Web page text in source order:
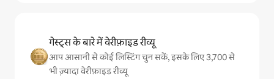
गेस्ट्स के बारे में वेरीफ़ाइड रीव्यू
आप आसानी से कोई लिस्टिंग चुन सकें, इसके लिए 3,700 से
भी ज़्यादा वेरीफ़ाइड रीव्यू